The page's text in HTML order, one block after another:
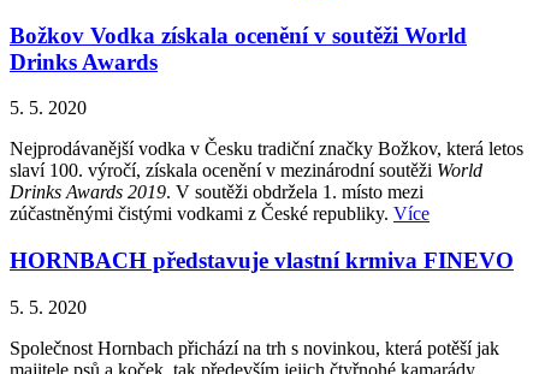
Božkov Vodka získala ocenění v soutěži World
Drinks Awards
5. 5. 2020
Nejprodávanější vodka v Česku tradiční značky Božkov, která letos
slaví 100. výročí, získala ocenění v mezinárodní soutěži World
Drinks Awards 2019. V soutěži obdržela 1. místo mezi
zúčastněnými čistými vodkami z České republiky. Více
HORNBACH představuje vlastní krmiva FINEVO
5. 5. 2020
Společnost Hornbach přichází na trh s novinkou, která potěší jak
majitele psů a koček, tak především jejich čtyřnohé kamarády.